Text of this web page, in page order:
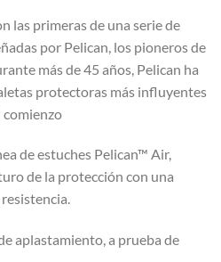
las primeras de una serie de
por Pelican, los pioneros de
más de 45 años, Pelican ha
protectoras más influyentes
comienzo
de estuches Pelican™ Air,
de la protección con una
aplastamiento, a prueba de